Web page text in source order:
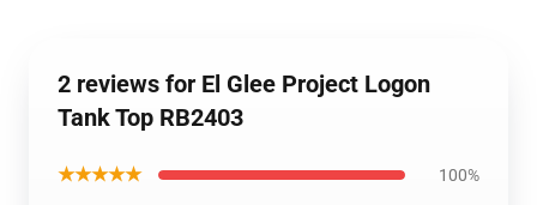
2 reviews for El Glee Project Logon
Tank Top RB2403
★★★★★ 100%